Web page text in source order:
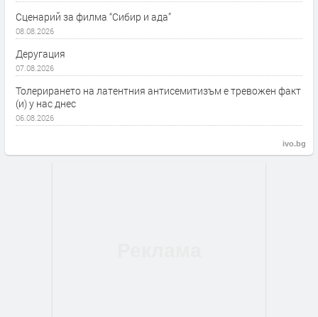
Сценарий за филма “Сибир и ада”
08.08.2026
Деругация
07.08.2026
Толерирането на латентния антисемитизъм е тревожен факт
(и) у нас днес
06.08.2026
ivo.bg